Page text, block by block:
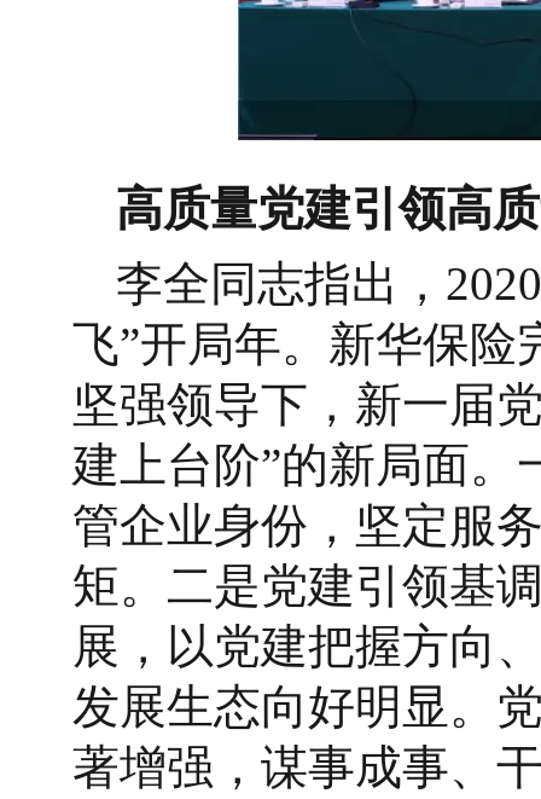
高质量党建引领高
李全同志指出，
飞”开局年。新华保险
坚强领导下，新一届
建上台阶”的新局面
管企业身份，坚定服
矩。二是党建引领基
展，以党建把握方向
发展生态向好明显。
著增强，谋事成事、